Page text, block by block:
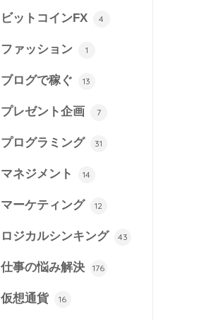
ビットコインFX 4
ファッション 1
ブログで稼ぐ 13
プレゼント企画 7
プログラミング 31
マネジメント 14
マーケティング 12
ロジカルシンキング 43
仕事の悩み解決 176
仮想通貨 16